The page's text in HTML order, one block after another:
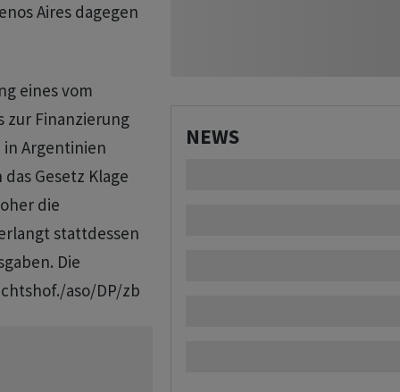
Aires dagegen
eines vom
zur Finanzierung
Argentinien
Gesetz Klage
die
stattdessen
Die
aso/DP/zb
NEWS